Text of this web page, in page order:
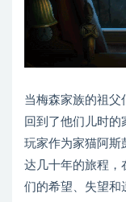
当梅森家族的祖父
回到了他们儿时的
玩家作为家猫阿斯
达几十年的旅程，
们的希望、失望和